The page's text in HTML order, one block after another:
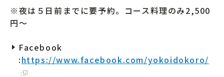
※夜は５日前までに要予約。コース料理のみ2,500
円～
Facebook
:https://www.facebook.com/yokoidokoro/